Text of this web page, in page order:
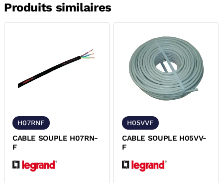
Produits similaires
H07RNF
CABLE SOUPLE H07RN-
F
H05VVF
CABLE SOUPLE H05VV-
F